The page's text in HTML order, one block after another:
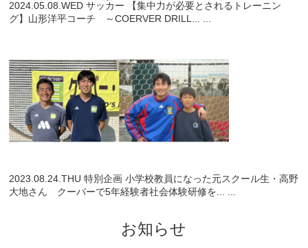
2024.05.08.WED サッカー
【集中力が必要とされるトレーニン
グ】山形洋平コーチ ～COERVER DRILL... ...
2023.08.24.THU 特別企画 小学校教員になった元スクール生・高野
大地さん クーバーで5年経験者社会体験研修を... ...
お知らせ